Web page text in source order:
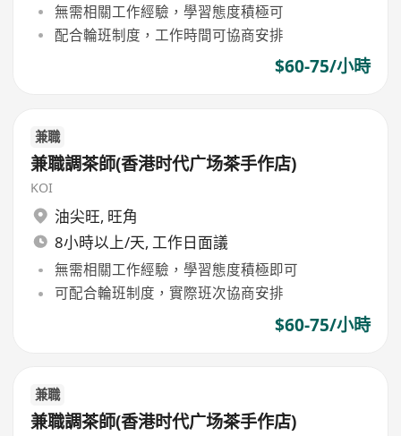
無需相關工作經驗，學習態度積極可
配合輪班制度，工作時間可協商安排
$60-75/小時
兼職
兼職調茶師(香港时代广场茶手作店)
KOI
油尖旺, 旺角
8小時以上/天, 工作日面議
無需相關工作經驗，學習態度積極即可
可配合輪班制度，實際班次協商安排
$60-75/小時
兼職
兼職調茶師(香港时代广场茶手作店)